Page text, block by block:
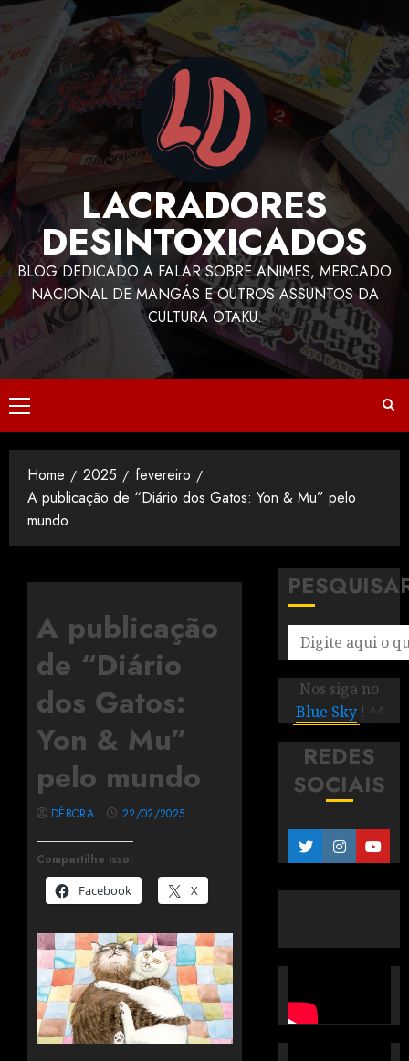
LACRADORES
DESINTOXICADOS
BLOG DEDICADO A FALAR SOBRE ANIMES, MERCADO
NACIONAL DE MANGÁS E OUTROS ASSUNTOS DA
CULTURA OTAKU.
Home 2025
fevereiro
A publicação de “Diário dos Gatos: Yon & Mu” pelo
mundo
A publicação
de “Diário
dos Gatos:
Yon & Mu”
pelo mundo
Compartilhe isso:
Facebook
X
DÉBORA 22/02/2025
Nos siga no
Blue Sky ! ^^
REDES
SOCIAIS